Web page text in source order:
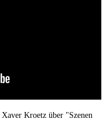
Kroetz über "Szenen